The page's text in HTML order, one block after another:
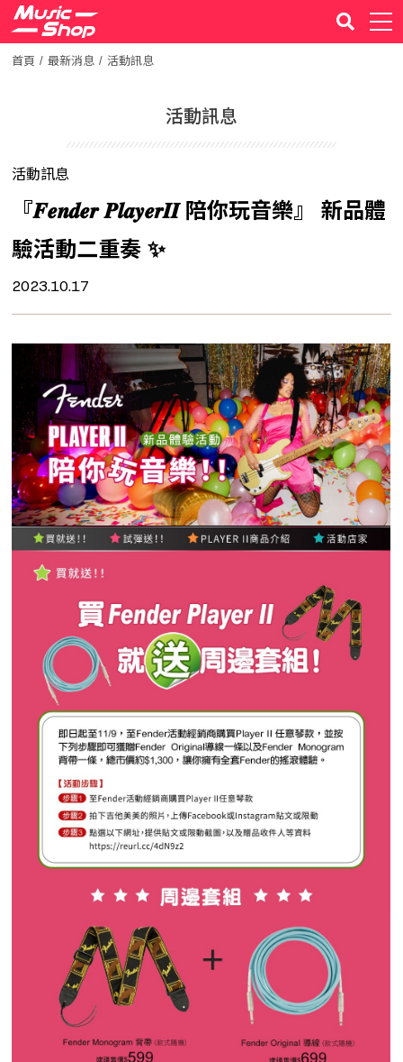
首頁 最新消息 活動訊息
活動訊息
活動訊息
『𝑭𝒆𝒏𝒅𝒆𝒓 𝑷𝒍𝒂𝒚𝒆𝒓𝑰𝑰 陪你玩音樂』 新品體
驗活動二重奏 ✨
2023.10.17